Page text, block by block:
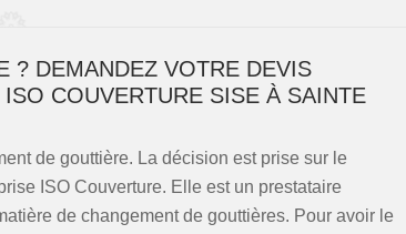
? DEMANDEZ VOTRE DEVIS
COUVERTURE SISE À SAINTE
de gouttière. La décision est prise sur le
ISO Couverture. Elle est un prestataire
de changement de gouttières. Pour avoir le